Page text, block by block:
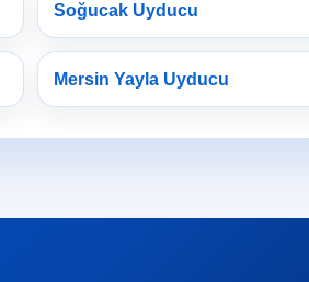
Soğucak Uyducu
Mersin Yayla Uyducu